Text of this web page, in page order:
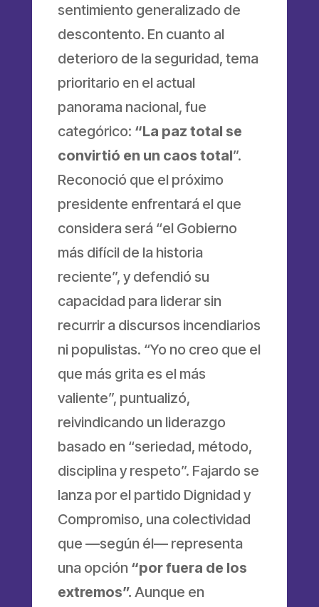
sentimiento generalizado de
descontento. En cuanto al
deterioro de la seguridad, tema
prioritario en el actual
panorama nacional, fue
categórico: “La paz total se
convirtió en un caos total”.
Reconoció que el próximo
presidente enfrentará el que
considera será “el Gobierno
más difícil de la historia
reciente”, y defendió su
capacidad para liderar sin
recurrir a discursos incendiarios
ni populistas. “Yo no creo que el
que más grita es el más
valiente”, puntualizó,
reivindicando un liderazgo
basado en “seriedad, método,
disciplina y respeto”. Fajardo se
lanza por el partido Dignidad y
Compromiso, una colectividad
que —según él— representa
una opción “por fuera de los
extremos”. Aunque en